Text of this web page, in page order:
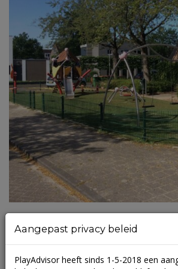
Zicht 2
0 beoordelingen
Aangepast privacy beleid
PlayAdvisor heeft sinds 1-5-2018 een